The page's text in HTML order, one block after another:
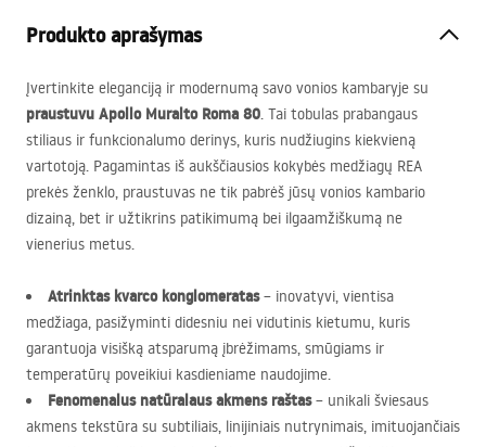
Produkto aprašymas
Įvertinkite eleganciją ir modernumą savo vonios kambaryje su
praustuvu Apollo Muralto Roma 80. Tai tobulas prabangaus
stiliaus ir funkcionalumo derinys, kuris nudžiugins kiekvieną
vartotoją. Pagamintas iš aukščiausios kokybės medžiagų REA
prekės ženklo, praustuvas ne tik pabrėš jūsų vonios kambario
dizainą, bet ir užtikrins patikimumą bei ilgaamžiškumą ne
vienerius metus.
Atrinktas kvarco konglomeratas– inovatyvi, vientisa
medžiaga, pasižyminti didesniu nei vidutinis kietumu, kuris
garantuoja visišką atsparumą įbrėžimams, smūgiams ir
temperatūrų poveikiui kasdieniame naudojime.
Fenomenalus natūralaus akmens raštas– unikali šviesaus
akmens tekstūra su subtiliais, linijiniais nutrynimais, imituojančiais